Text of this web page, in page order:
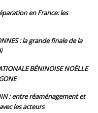
en France: les
: la grande finale de la
BÉNINOISE NOËLLE
: entre réaménagement et
les acteurs